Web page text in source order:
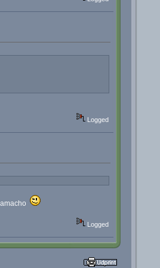
Logged
Logged